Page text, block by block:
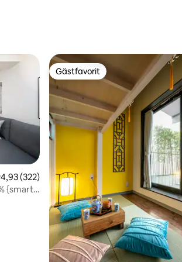
av 5 i genomsnittligt betyg, 322 omdömen
4,93 (322)
{smart
Gästfavorit
Gästfavorit